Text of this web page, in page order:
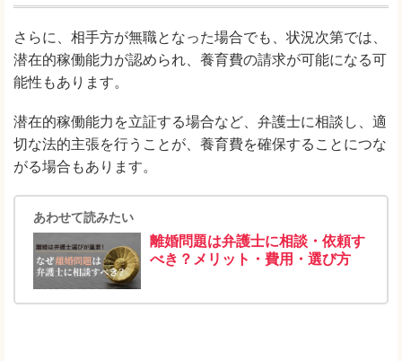
さらに、相手方が無職となった場合でも、状況次第では、
潜在的稼働能力が認められ、養育費の請求が可能になる可
能性もあります。
潜在的稼働能力を立証する場合など、弁護士に相談し、適
切な法的主張を行うことが、養育費を確保することにつな
がる場合もあります。
あわせて読みたい
離婚問題は弁護士に相談・依頼す
べき？メリット・費用・選び方